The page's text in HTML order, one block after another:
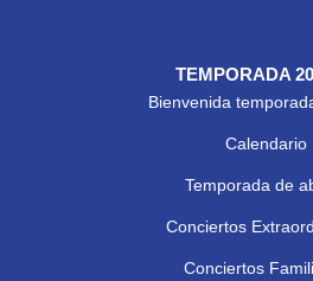
TEMPORADA
Bienvenida
Calendario
Temporada de
Conciertos
Conciertos